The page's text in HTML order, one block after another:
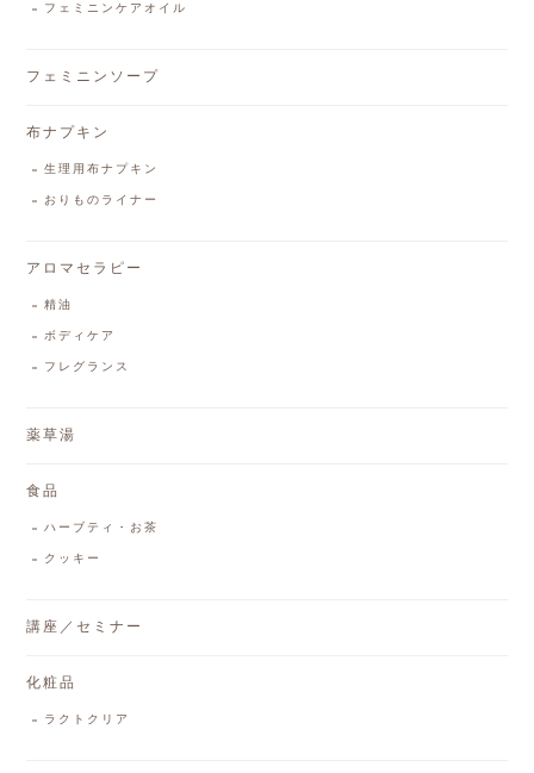
フェミニンケアオイル
フェミニンソープ
布ナプキン
生理用布ナプキン
おりものライナー
アロマセラピー
精油
ボディケア
フレグランス
薬草湯
食品
ハーブティ・お茶
クッキー
講座／セミナー
化粧品
ラクトクリア